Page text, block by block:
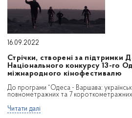
16.09.2022
Стрічки, створені за підтримки
Національного конкурсу 13-го
міжнародного кінофестивалю
До програми “Одеса - Варшава:
повнометражних та 7 короткометражних
Читати далі